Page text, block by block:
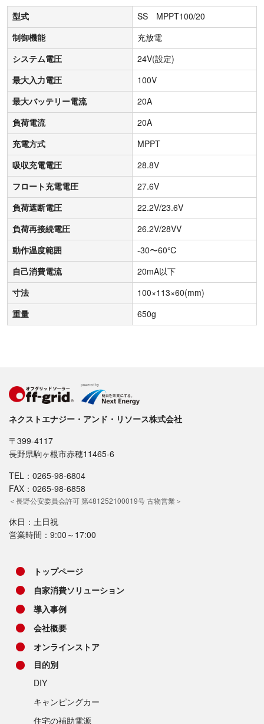
型式
SS MPPT100/20
制御機能
充放電
システム電圧
24V(設定)
最大入力電圧
100V
最大バッテリー電流
20A
負荷電流
20A
充電方式
MPPT
吸収充電電圧
28.8V
フロート充電電圧
27.6V
負荷遮断電圧
22.2V/23.6V
負荷再接続電圧
26.2V/28VV
動作温度範囲
-30〜60℃
自己消費電流
20mA以下
寸法
100×113×60(mm)
重量
650g
ネクストエナジー・アンド・リソース株式会社
〒399-4117
長野県駒ヶ根市赤穂11465-6
TEL：0265-98-6804
FAX：0265-98-6858
＜長野公安委員会許可 第481252100019号 古物営業＞
休日：土日祝
営業時間：9:00～17:00
トップページ
自家消費ソリューション
導入事例
会社概要
オンラインストア
目的別
DIY
キャンピングカー
住宅の補助電源